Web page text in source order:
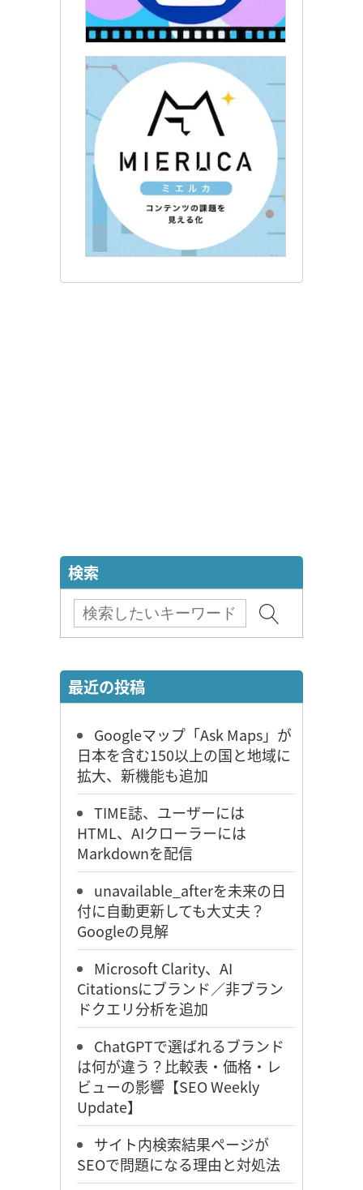
検索
最近の投稿
Googleマップ「Ask Maps」が
日本を含む150以上の国と地域に
拡大、新機能も追加
TIME誌、ユーザーには
HTML、AIクローラーには
Markdownを配信
unavailable_afterを未来の日
付に自動更新しても大丈夫？
Googleの見解
Microsoft Clarity、AI
Citationsにブランド／非ブラン
ドクエリ分析を追加
ChatGPTで選ばれるブランド
は何が違う？比較表・価格・レ
ビューの影響【SEO Weekly
Update】
サイト内検索結果ページが
SEOで問題になる理由と対処法